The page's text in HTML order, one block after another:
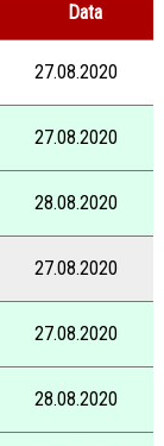
Data
27.08.2020
27.08.2020
28.08.2020
27.08.2020
27.08.2020
28.08.2020